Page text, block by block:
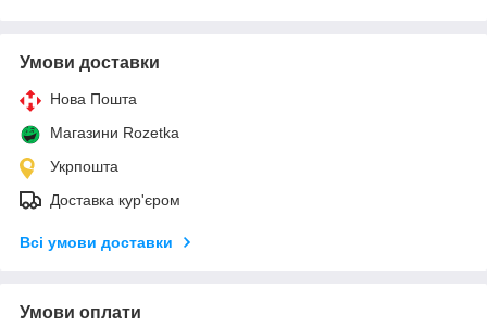
Умови доставки
Нова Пошта
Магазини Rozetka
Укрпошта
Доставка кур'єром
Всі умови доставки
Умови оплати